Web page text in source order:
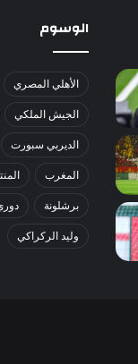
الوسوم
الأهلي المصري
الجيش الملكي
الديربي سبورت
المغرب
برشلونة
وليد الركراكي